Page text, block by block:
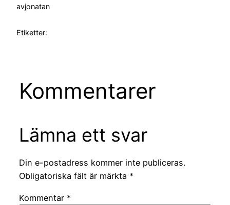
avjonatan
Etiketter:
Kommentarer
Lämna ett svar
Din e-postadress kommer inte publiceras.
Obligatoriska fält är märkta *
Kommentar *